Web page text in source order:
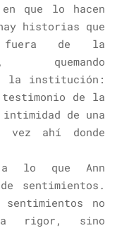
que lo hacen
historias que
fuera de la
quemando
la institución:
testimonio de la
de una
vez ahí donde
lo que Ann
sentimientos.
no
a rigor, sino